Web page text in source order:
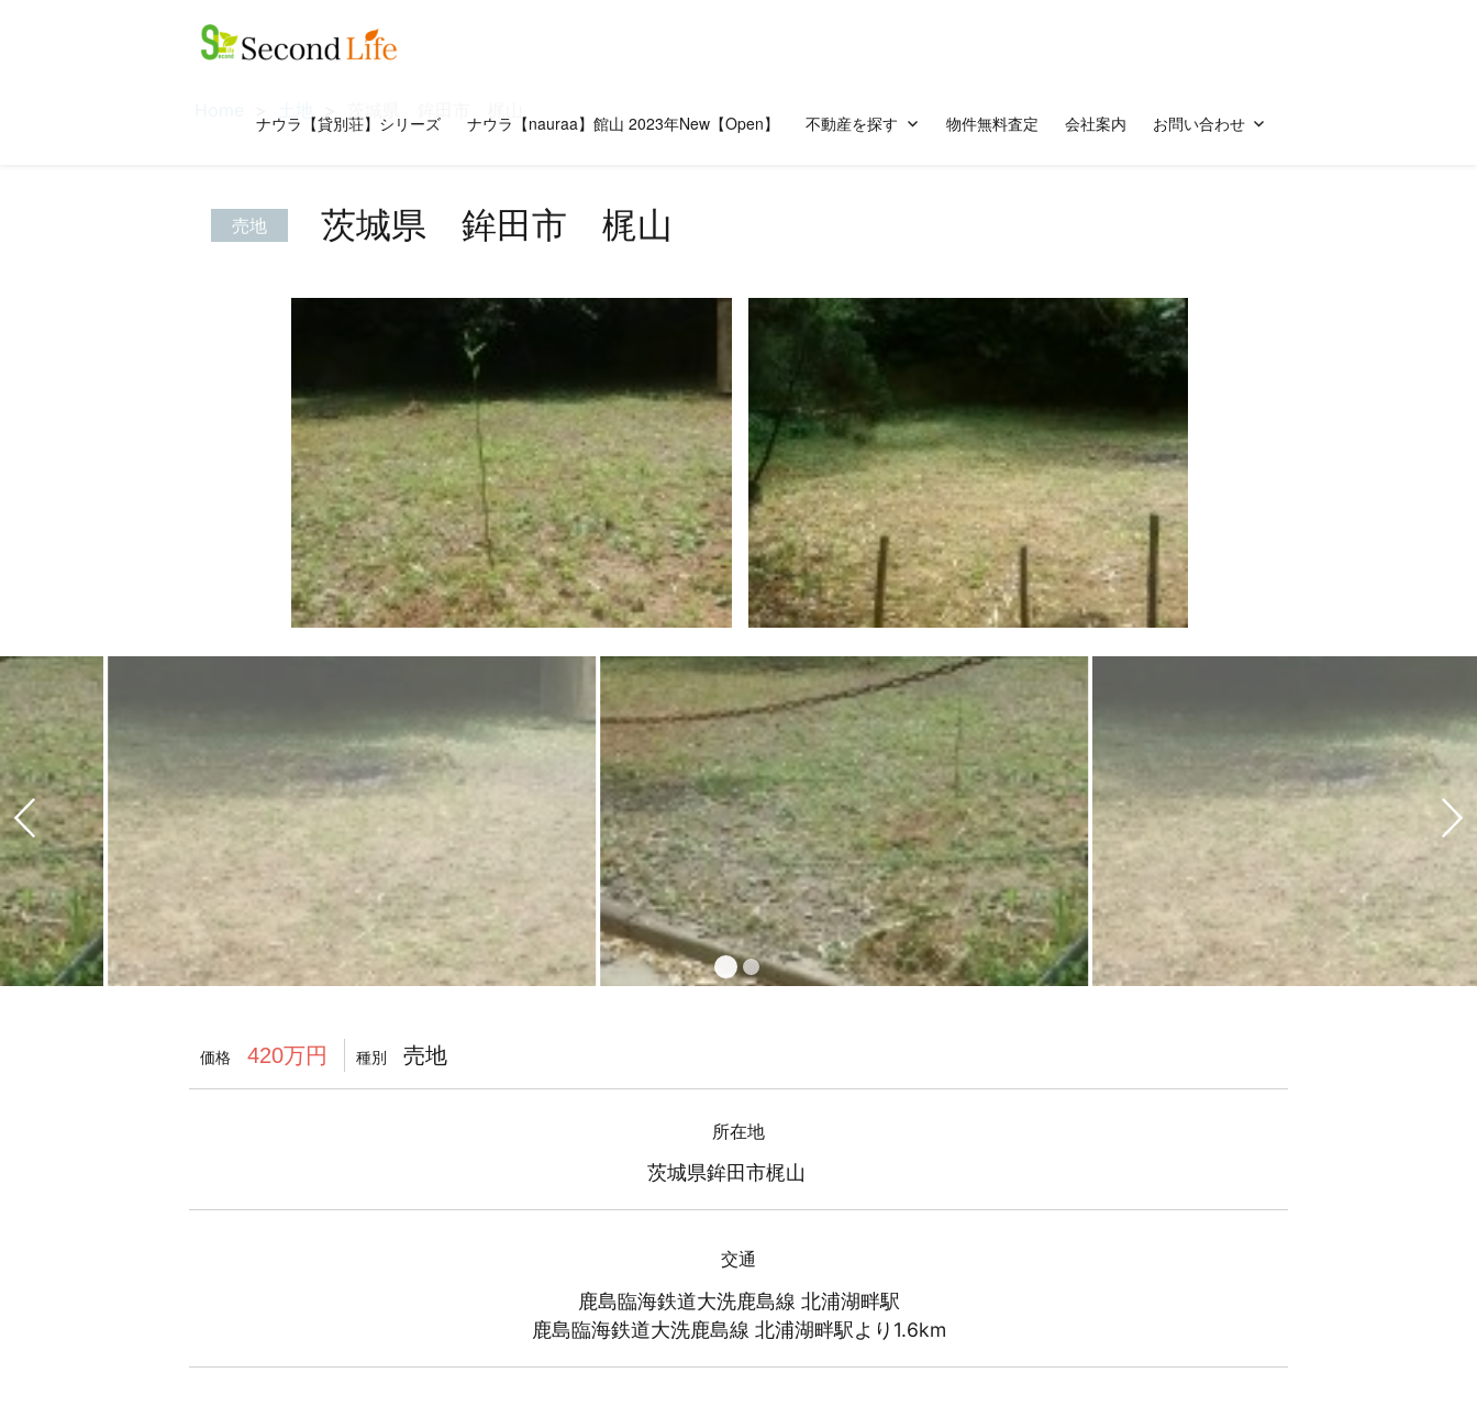
ナウラ【貸別荘】シリーズ ナウラ【nauraa】館山 2023年New【Open】 不動産を探す 物件無料査定 会社案内 お問い合わせ
売地 茨城県 鉾田市 梶山
価格 420万円 種別 売地
所在地
茨城県鉾田市梶山
交通
鹿島臨海鉄道大洗鹿島線 北浦湖畔駅
鹿島臨海鉄道大洗鹿島線 北浦湖畔駅より1.6km